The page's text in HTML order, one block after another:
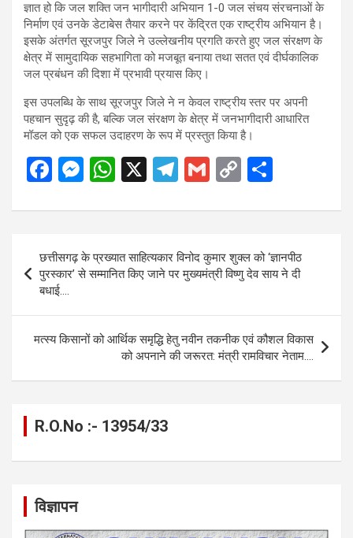
ज्ञात हो कि जल शक्ति जन भागीदारी अभियान 1-0 जल संचय संरचनाओं के
निर्माण एवं उनके डेटाबेस तैयार करने पर केंद्रित एक राष्ट्रीय अभियान है।
इसके अंतर्गत सूरजपुर जिले ने उल्लेखनीय प्रगति करते हुए जल संरक्षण के
क्षेत्र में सामुदायिक सहभागिता को मजबूत बनाया तथा सतत एवं दीर्घकालिक
जल प्रबंधन की दिशा में प्रभावी प्रयास किए।
इस उपलब्धि के साथ सूरजपुर जिले ने न केवल राष्ट्रीय स्तर पर अपनी
पहचान सुदृढ़ की है, बल्कि जल संरक्षण के क्षेत्र में जनभागीदारी आधारित
मॉडल को एक सफल उदाहरण के रूप में प्रस्तुत किया है।
F
ce
b
o
o
k
M
se
n
g
W
at
A
p
X
T
e
gr
a
G
ail
C
py
Li
n
ar
navigation
छत्तीसगढ़ के प्रख्यात साहित्यकार विनोद कुमार शुक्ल को ‘ज्ञानपीठ
पुरस्कार’ से सम्मानित किए जाने पर मुख्यमंत्री विष्णु देव साय ने दी
बधाई….
मत्स्य किसानों को आर्थिक समृद्धि हेतु नवीन तकनीक एवं कौशल विकास
को अपनाने की जरूरत: मंत्री रामविचार नेताम….
R.O.No :- 13954/33
विज्ञापन